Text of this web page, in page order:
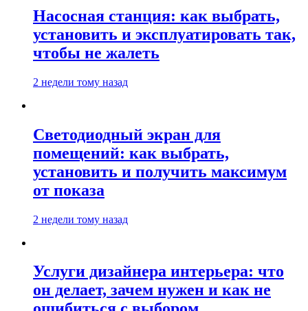
Насосная станция: как выбрать,
установить и эксплуатировать так,
чтобы не жалеть
2 недели тому назад
Светодиодный экран для
помещений: как выбрать,
установить и получить максимум
от показа
2 недели тому назад
Услуги дизайнера интерьера: что
он делает, зачем нужен и как не